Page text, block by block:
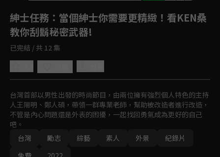
紳士任務 ：當個紳士你需要更精緻！看KEN桑
教你刮鬍秘密武器!
已完結 / 共 12 集
台灣首部以男性出發的時尚節目，由兩位擁有強烈個人特色的主持
人王陽明、鄭人碩，帶領一群專業老師，幫助被改造者進行改造，
不管是內心問題還是外表的困擾，一起找回勇氣成為更好的自己
吧。
台灣
勵志 綜藝 素人 外景
紀錄片